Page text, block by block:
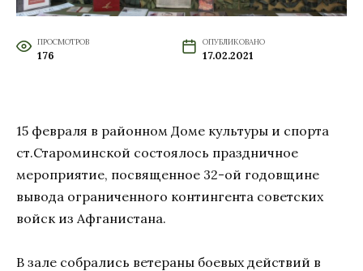
ПРОСМОТРОВ
176
ОПУБЛИКОВАНО
17.02.2021
15 февраля в районном Доме культуры и спорта
ст.Староминской состоялось праздничное
мероприятие, посвященное 32-ой годовщине
вывода ограниченного контингента советских
войск из Афганистана.
В зале собрались ветераны боевых действий в